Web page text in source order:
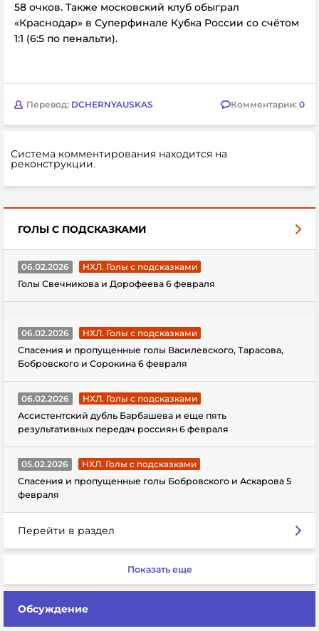
58 очков. Также московский клуб обыграл
«Краснодар» в Суперфинале Кубка России со счётом
1:1 (6:5 по пенальти).
Перевод: DCHERNYAUSKAS Комментарии: 0
Система комментирования находится на
реконструкции.
ГОЛЫ С ПОДСКАЗКАМИ
06.02.2026
НХЛ. Голы с подсказками
Голы Свечникова и Дорофеева 6 февраля
06.02.2026
НХЛ. Голы с подсказками
Спасения и пропущенные голы Василевского, Тарасова,
Бобровского и Сорокина 6 февраля
06.02.2026
НХЛ. Голы с подсказками
Ассистентский дубль Барбашева и еще пять
результативных передач россиян 6 февраля
05.02.2026
НХЛ. Голы с подсказками
Спасения и пропущенные голы Бобровского и Аскарова 5
февраля
Перейти в раздел
Показать еще
Обсуждение